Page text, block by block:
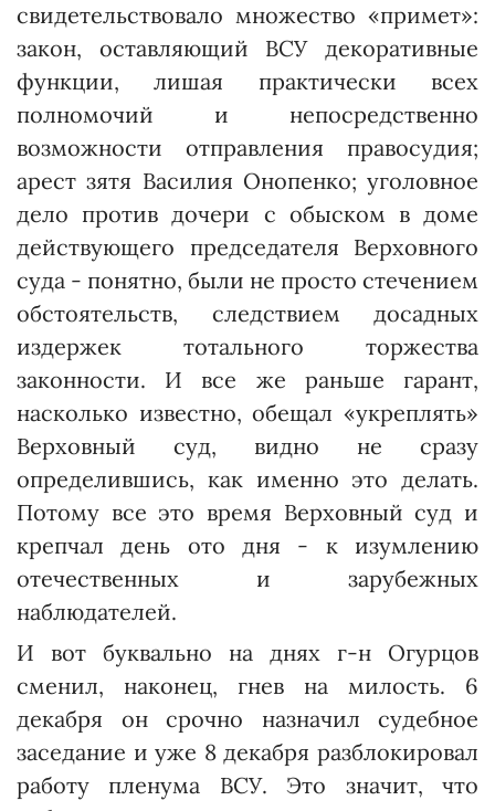
свидетельствовало множество «примет»:
закон, оставляющий ВСУ декоративные
функции, лишая практически всех
полномочий и непосредственно
возможности отправления правосудия;
арест зятя Василия Онопенко; уголовное
дело против дочери с обыском в доме
действующего председателя Верховного
суда - понятно, были не просто стечением
обстоятельств, следствием досадных
издержек тотального торжества
законности. И все же раньше гарант,
насколько известно, обещал «укреплять»
Верхов­ный суд, видно не сразу
определившись, как именно это делать.
Потому все это время Верховный суд и
крепчал день ото дня - к изумлению
отечественных и зарубежных
наблюдателей.
И вот буквально на днях г-н Огурцов
сменил, наконец, гнев на милость. 6
декабря он срочно назначил судебное
заседание и уже 8 декабря разблокировал
работу пленума ВСУ. Это значит, что